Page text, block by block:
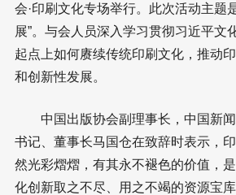
会·印刷文化专场举行。此次活动主题
展”。与会人员深入学习贯彻习近平文
起点上如何赓续传统印刷文化，推动
和创新性发展。
中国出版协会副理事长，中国新闻
书记、董事长马国仓在致辞时表示，
然光彩熠熠，有其永不褪色的价值，
化创新取之不尽、用之不竭的资源宝